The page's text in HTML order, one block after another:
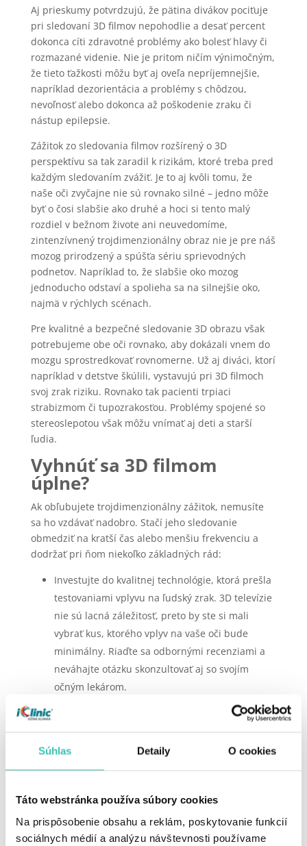
Súhlas Detaily O cookies
Táto webstránka používa súbory cookies
Na prispôsobenie obsahu a reklám, poskytovanie funkcií
sociálnych médií a analýzu návštevnosti používame
Aj prieskumy potvrdzujú, že pätina divákov pociťuje
pri sledovaní 3D filmov nepohodlie a desať percent
dokonca cíti zdravotné problémy ako bolesť hlavy či
rozmazané videnie. Nie je pritom ničím výnimočným,
že tieto ťažkosti môžu byť aj oveľa nepríjemnejšie,
napríklad dezorientácia a problémy s chôdzou,
nevoľnosť alebo dokonca až poškodenie zraku či
nástup epilepsie.
Zážitok zo sledovania filmov rozšírený o 3D
perspektívu sa tak zaradil k rizikám, ktoré treba pred
každým sledovaním zvážiť. Je to aj kvôli tomu, že
naše oči zvyčajne nie sú rovnako silné – jedno môže
byť o čosi slabšie ako druhé a hoci si tento malý
rozdiel v bežnom živote ani neuvedomíme,
zintenzívnený trojdimenzionálny obraz nie je pre náš
mozog prirodzený a spúšťa sériu sprievodných
podnetov. Napríklad to, že slabšie oko mozog
jednoducho odstaví a spolieha sa na silnejšie oko,
najmä v rýchlych scénach.
Pre kvalitné a bezpečné sledovanie 3D obrazu však
potrebujeme obe oči rovnako, aby dokázali vnem do
mozgu sprostredkovať rovnomerne. Už aj diváci, ktorí
napríklad v detstve škúlili, vystavujú pri 3D filmoch
svoj zrak riziku. Rovnako tak pacienti trpiaci
strabizmom či tupozrakosťou. Problémy spojené so
stereoslepotou však môžu vnímať aj deti a starší
ľudia.
Vyhnúť sa 3D filmom
úplne?
Ak obľubujete trojdimenzionálny zážitok, nemusíte
sa ho vzdávať nadobro. Stačí jeho sledovanie
obmedziť na kratší čas alebo menšiu frekvenciu a
dodržať pri ňom niekoľko základných rád:
Investujte do kvalitnej technológie, ktorá prešla
testovaniami vplyvu na ľudský zrak. 3D televízie
nie sú lacná záležitosť, preto by ste si mali
vybrať kus, ktorého vplyv na vaše oči bude
minimálny. Riaďte sa odbornými recenziami a
neváhajte otázku skonzultovať aj so svojím
očným lekárom.
Pred každým sledovaním programu vyčistite
dopadajú na vašu sietnicu, a nerovnomerné
aj privodiť zdravotné ťažkosti.
najviac uprostred sály. Každá odchýlka od